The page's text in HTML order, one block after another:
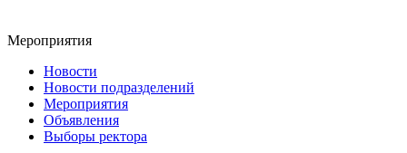
Мероприятия
Новости
Новости подразделений
Мероприятия
Объявления
Выборы ректора